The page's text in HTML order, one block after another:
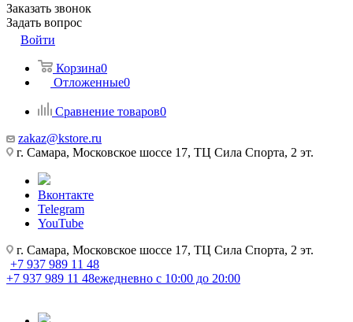
Заказать звонок
Задать вопрос
Войти
Корзина0
Отложенные0
Сравнение товаров0
zakaz@kstore.ru
г. Самара, Московское шоссе 17, ТЦ Сила Спорта, 2 эт.
Вконтакте
Telegram
YouTube
г. Самара, Московское шоссе 17, ТЦ Сила Спорта, 2 эт.
+7 937 989 11 48
+7 937 989 11 48ежедневно с 10:00 до 20:00